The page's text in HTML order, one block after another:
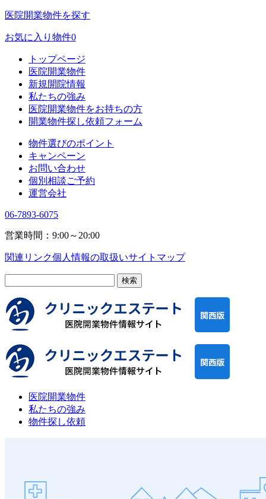
医院開業物件を探す
お気に入り物件0
トップページ
医院開業物件
新規開院情報
私たちの強み
医院開業物件をお持ちの方
開業物件探し依頼フォーム
物件選びのポイント
キャンペーン
お問い合わせ
個別相談ご予約
運営会社
06-7893-6075
営業時間：9:00～20:00
関連リンク個人情報の取扱いサイトマップ
医院開業物件
私たちの強み
物件探し依頼